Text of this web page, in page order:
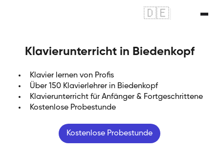
🇩🇪
Klavierunterricht in Biedenkopf
Klavier lernen von Profis
Über 150 Klavierlehrer in Biedenkopf
Klavierunterricht für Anfänger & Fortgeschrittene
Kostenlose Probestunde
Kostenlose Probestunde